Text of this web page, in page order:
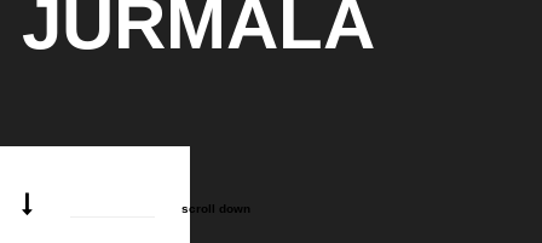
JŪRMALĀ
scroll down